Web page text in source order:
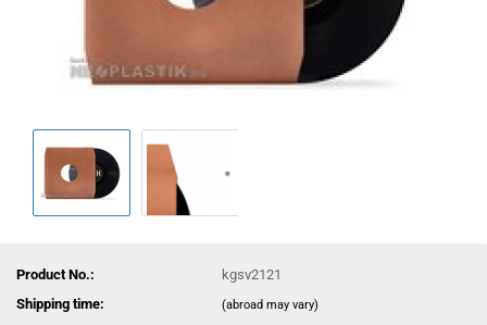
Product No.:
kgsv2121
Shipping time:
(abroad may vary)